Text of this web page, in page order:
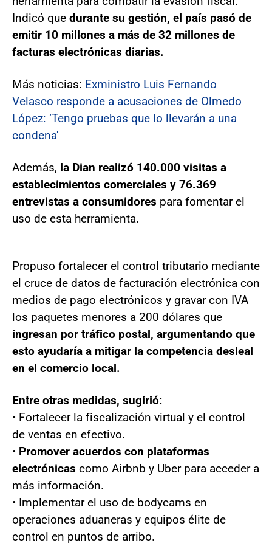
Indicó que durante su gestión, el país pasó de
emitir 10 millones a más de 32 millones de
facturas electrónicas diarias.
Más noticias: Exministro Luis Fernando
Velasco responde a acusaciones de Olmedo
López: ‘Tengo pruebas que lo llevarán a una
condena'
Además, la Dian realizó 140.000 visitas a
establecimientos comerciales y 76.369
entrevistas a consumidores para fomentar el
uso de esta herramienta.
Propuso fortalecer el control tributario mediante
el cruce de datos de facturación electrónica con
medios de pago electrónicos y gravar con IVA
los paquetes menores a 200 dólares que
ingresan por tráfico postal, argumentando que
esto ayudaría a mitigar la competencia desleal
en el comercio local.
Entre otras medidas, sugirió:
• Fortalecer la fiscalización virtual y el control
de ventas en efectivo.
• Promover acuerdos con plataformas
electrónicas como Airbnb y Uber para acceder a
más información.
• Implementar el uso de bodycams en
operaciones aduaneras y equipos élite de
control en puntos de arribo.